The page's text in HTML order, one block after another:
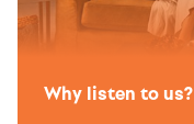
Why listen to us?